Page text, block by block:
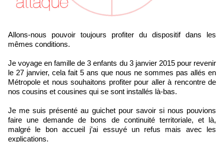
Allons-nous pouvoir toujours profiter du dispositif dans les
mêmes conditions.
Je voyage en famille de 3 enfants du 3 janvier 2015 pour revenir
le 27 janvier, cela fait 5 ans que nous ne sommes pas allés en
Métropole et nous souhaitons profiter pour aller à rencontre de
nos cousins et cousines qui se sont installés là-bas.
Je me suis présenté au guichet pour savoir si nous pouvions
faire une demande de bons de continuité territoriale, et là,
malgré le bon accueil j’ai essuyé un refus mais avec les
explications.